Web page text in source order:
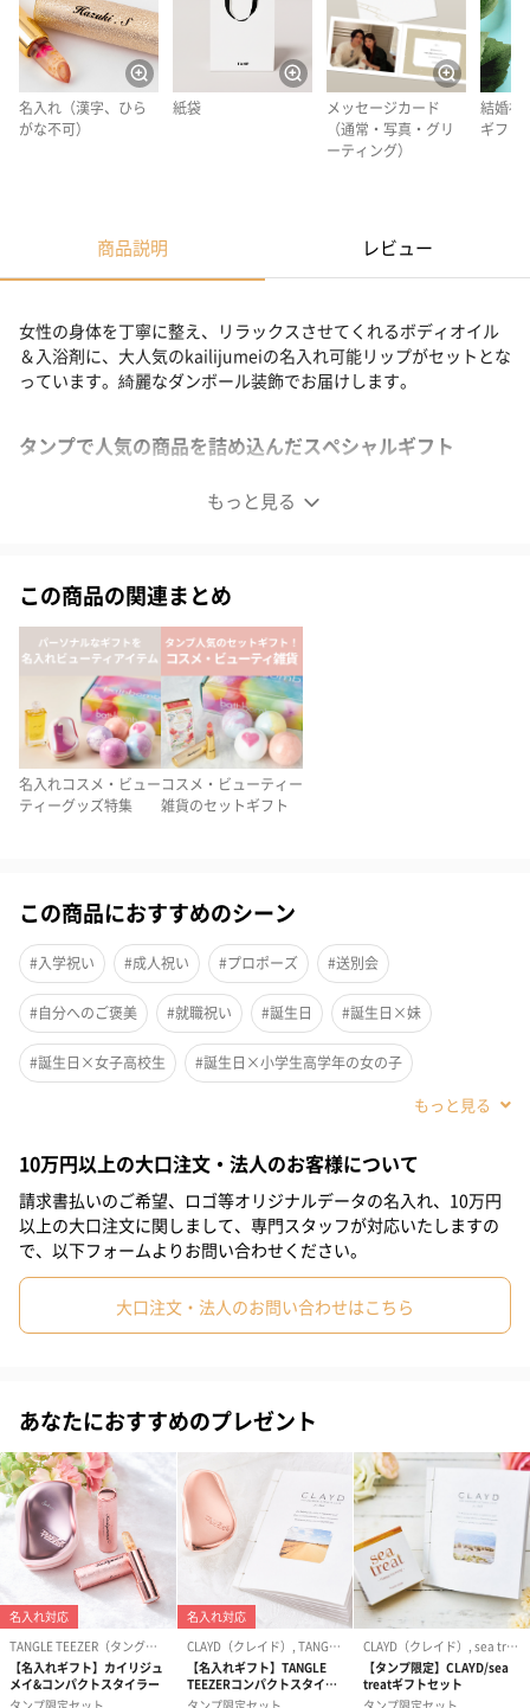
名入れ（漢字、ひら
がな不可）
紙袋
メッセージカード
（通常・写真・グリ
ーティング）
結婚祝
ギフト
商品説明 レビュー
もっと見る
女性の身体を丁寧に整え、リラックスさせてくれるボディオイル
＆入浴剤に、大人気のkailijumeiの名入れ可能リップがセットとな
っています。綺麗なダンボール装飾でお届けします。
タンプで人気の商品を詰め込んだスペシャルギフト
華やかで持ってるだけで気分が上がるkailijumeiのリップと、バス
す。
今回のギフトにしかない充実したセット内容
・タンプで一番人気を誇るkailijumeiの名入れ可能リップ
がセットとなった商品です。
人気ギフトのみを選りすぐりました。
必ずついてくるダンボールラッピングでお届け
品です。
※ ダンボール装飾で使用する配送用ダンボールのデザインと紙パ
ッキンの色は、画像と異なる場合がございます。
なんと言っても、見ているだけで “うっとり” する可愛い見た目。
本物のドライフラワーと金箔を中に閉じ込めたデザインは、
まさに “あなただけのたった一つ”
のフラワーリップです。
もちろん、見た目だけでなくコスメとしても優秀です。
一見すると普通のクリアリップのように思えますが、
実際に唇に塗ると自分の体温やpHによって色が変化。
この商品の関連まとめ
名入れコスメ・ビュー
ティーグッズ特集
コスメ・ビューティー
雑貨のセットギフト
この商品におすすめのシーン
#入学祝い #成人祝い #プロポーズ #送別会
#自分へのご褒美 #就職祝い #誕生日 #誕生日×妹
#誕生日×女子高校生 #誕生日×小学生高学年の女の子
#誕生日×義母
#誕生日×部下女性 #誕生日×姪 #誕生日×娘 #誕生日×姉
#誕生日×彼女 #誕生日×女子大学生 #誕生日×同僚女性
#誕生日×上司女性 #誕生日×母親 #誕生日×妻
#誕生日×女性 #誕生日×女友達 #ホワイトデー
#母の日 #退職祝い #結婚記念日
#女子高校生 #親戚女性 #取引先女性
#義母 #部下女性 #姉 #彼女 #女子大学生
#同僚女性 #上司女性 #母親 #妻 #女性 #女友達
#男友達 #20代前半 #10代 #20代後半 #30代 #40代
10万円以上の大口注文・法人のお客様について
請求書払いのご希望、ロゴ等オリジナルデータの名入れ、10万円
以上の大口注文に関しまして、専門スタッフが対応いたしますの
で、以下フォームよりお問い合わせください。
大口注文・法人のお問い合わせはこちら
あなたにおすすめのプレゼント